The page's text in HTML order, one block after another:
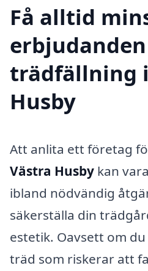
Få alltid
trädfällning
Husby
Att anlita ett företag
Västra Husby kan
ibland nödvändig
säkerställa din
estetik. Oavsett om
träd som riskerar att